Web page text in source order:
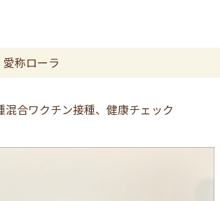
愛称ローラ
混合ワクチン接種、健康チェック